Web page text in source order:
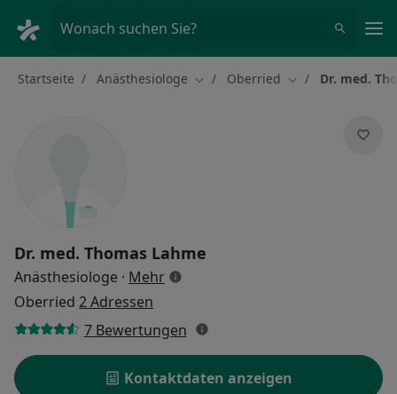
Wonach suchen Sie?
Startseite Anästhesiologe Stadt ändern
Oberried Stadt ändern
Dr. med.
Dr. med. Thomas Lahme
Anästhesiologe · Mehrüber Spezialisierungen
Oberried 2 Adressen
7 Bewertungen
Kontaktdaten anzeigen